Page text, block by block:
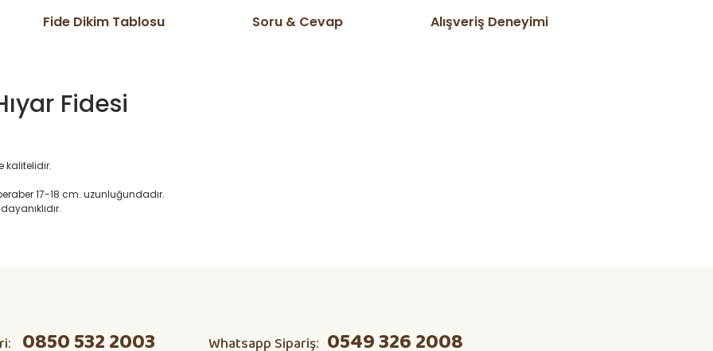
Fide Dikim Tablosu Soru & Cevap Alışveriş Deneyimi
Fidesi
kalitelidir.
17-18 cm. uzunluğundadır.
Yorum Yaz
0850 532 2003 Whatsapp Sipariş: 0549 326 2008